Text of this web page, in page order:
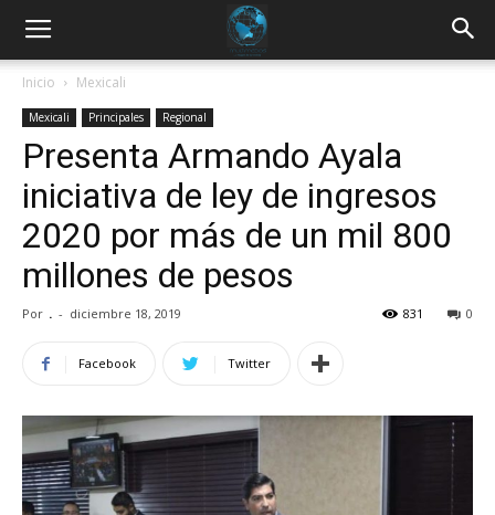
Inicio Mexicali
Mexicali Principales Regional
Presenta Armando Ayala
iniciativa de ley de ingresos
2020 por más de un mil 800
millones de pesos
Por . - diciembre 18, 2019 0
831
Facebook Twitter